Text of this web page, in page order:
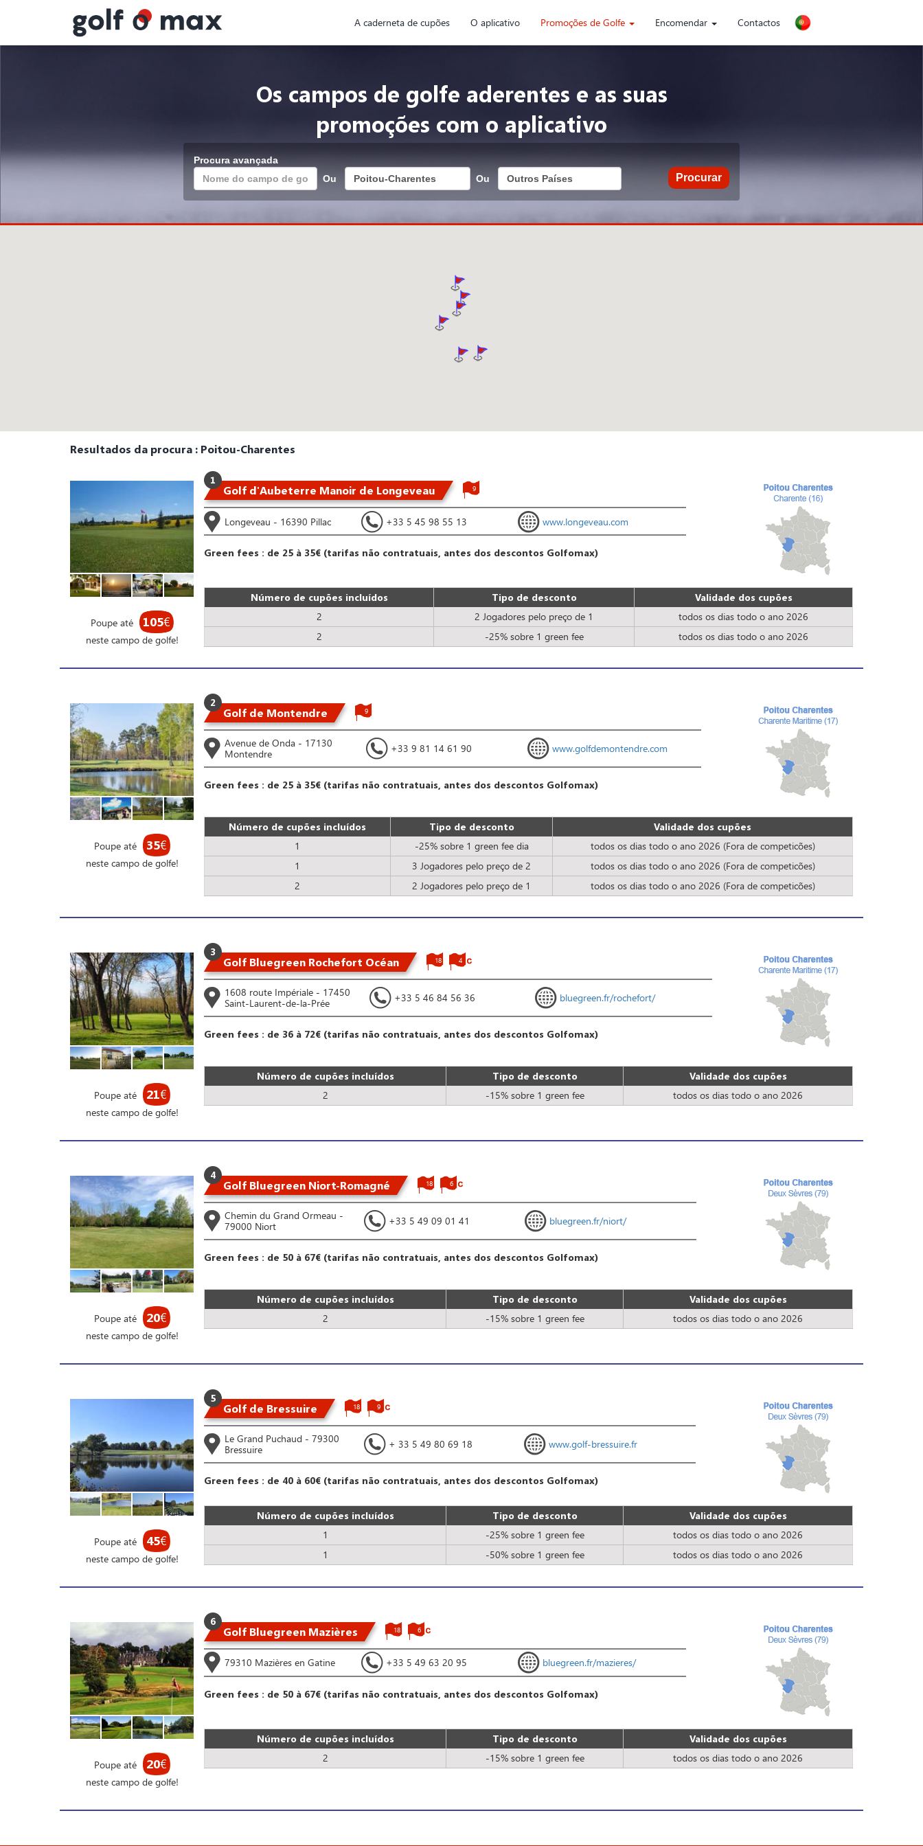
A caderneta de cupões O aplicativo Promoções de Golfe Encomendar Contactos
Os campos de golfe aderentes e as suas
promoções com o aplicativo
Procura avançada
Ou
Resultados da procura : Poitou-Charentes
Poupe até 105€
neste campo de golfe!
1
Golf d'Aubeterre Manoir de Longeveau 9
Longeveau - 16390 Pillac +33 5 45 98 55 13 www.longeveau.com
Green fees : de 25 à 35€ (tarifas não contratuais, antes dos descontos Golfomax)
Número de cupões incluídos Tipo de desconto
Validade dos cupões
2
2 Jogadores pelo preço de 1
todos os dias todo o ano 2026
2
-25% sobre 1 green fee todos os dias todo o ano 2026
Poupe até 35€
neste campo de golfe!
2
Golf de Montendre 9
Avenue de Onda - 17130
Montendre
+33 9 81 14 61 90 www.golfdemontendre.com
Green fees : de 25 à 35€ (tarifas não contratuais, antes dos descontos Golfomax)
Número de cupões incluídos Tipo de desconto
Validade dos cupões
1
-25% sobre 1 green fee dia
todos os dias todo o ano 2026 (Fora de competicões)
1
3 Jogadores pelo preço de 2
todos os dias todo o ano 2026 (Fora de competicões)
2
2 Jogadores pelo preço de 1 todos os dias todo o ano 2026 (Fora de competicões)
Poupe até 21€
neste campo de golfe!
3
Golf Bluegreen Rochefort Océan 18 4
1608 route Impériale - 17450
Saint-Laurent-de-la-Prée
+33 5 46 84 56 36 bluegreen.fr/rochefort/
Green fees : de 36 à 72€ (tarifas não contratuais, antes dos descontos Golfomax)
Número de cupões incluídos Tipo de desconto
Validade dos cupões
2
-15% sobre 1 green fee todos os dias todo o ano 2026
Poupe até 20€
neste campo de golfe!
4
Golf Bluegreen Niort-Romagné 18 6
Chemin du Grand Ormeau -
79000 Niort
+33 5 49 09 01 41 bluegreen.fr/niort/
Green fees : de 50 à 67€ (tarifas não contratuais, antes dos descontos Golfomax)
Número de cupões incluídos Tipo de desconto
Validade dos cupões
2
-15% sobre 1 green fee todos os dias todo o ano 2026
Poupe até 45€
neste campo de golfe!
5
Golf de Bressuire 18 9
Le Grand Puchaud - 79300
Bressuire
+ 33 5 49 80 69 18 www.golf-bressuire.fr
Green fees : de 40 à 60€ (tarifas não contratuais, antes dos descontos Golfomax)
Número de cupões incluídos Tipo de desconto
Validade dos cupões
1
-25% sobre 1 green fee
todos os dias todo o ano 2026
1
-50% sobre 1 green fee todos os dias todo o ano 2026
Poupe até 20€
neste campo de golfe!
6
Golf Bluegreen Mazières 18 6
79310 Mazières en Gatine +33 5 49 63 20 95 bluegreen.fr/mazieres/
Green fees : de 50 à 67€ (tarifas não contratuais, antes dos descontos Golfomax)
Número de cupões incluídos Tipo de desconto
Validade dos cupões
2
-15% sobre 1 green fee todos os dias todo o ano 2026
Painel de Gerenciamento de Cookies